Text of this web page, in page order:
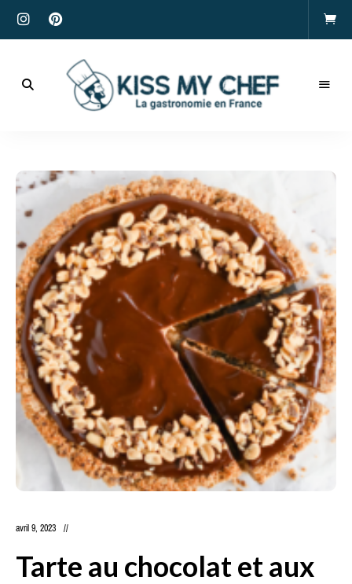
My
Chef
avril 9, 2023
Tarte au chocolat et aux